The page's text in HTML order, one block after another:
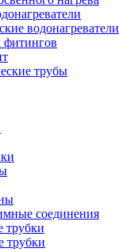
водонагреватели
фитингов
трубы
соединения
трубки
трубки